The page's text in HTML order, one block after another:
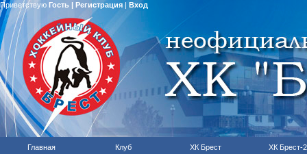
Приветствую Гость | Регистрация| Вход
Главная Клуб ХК Брест ХК Брест-2